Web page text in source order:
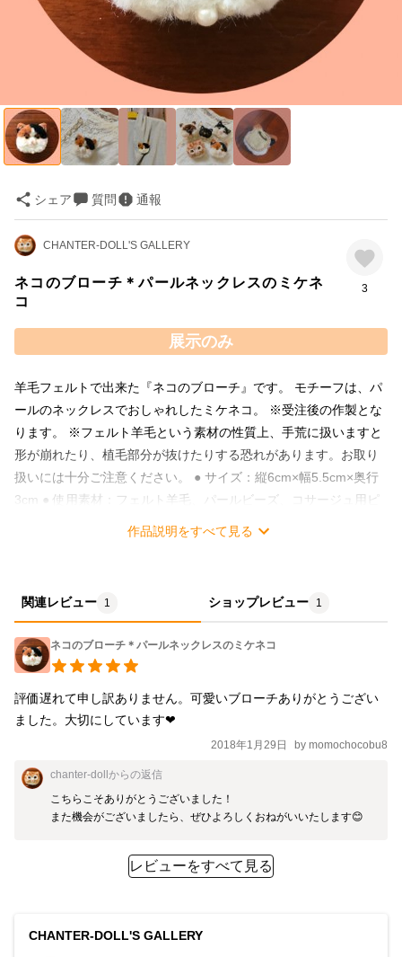
シェア 質問 通報
CHANTER-DOLL'S GALLERY
ネコのブローチ＊パールネックレスのミケネ
コ
3
展示のみ
羊毛フェルトで出来た『ネコのブローチ』です。 モチーフは、パ
ールのネックレスでおしゃれしたミケネコ。 ※受注後の作製とな
ります。 ※フェルト羊毛という素材の性質上、手荒に扱いますと
形が崩れたり、植毛部分が抜けたりする恐れがあります。お取り
扱いには十分ご注意ください。 ● サイズ：縦6cm×幅5.5cm×奥行
3cm ● 使用素材：フェルト羊毛、パールビーズ、コサージュ用ピ
作品説明をすべて見る
関連レビュー 1 ショップレビュー 1
ネコのブローチ＊パールネックレスのミケネコ
評価遅れて申し訳ありません。可愛いブローチありがとうござい
ました。大切にしています❤
2018年1月29日 by momochocobu8
chanter-doll からの返信
こちらこそありがとうございました！
また機会がございましたら、ぜひよろしくおねがいいたします😊
レビューをすべて見る
CHANTER-DOLL'S GALLERY